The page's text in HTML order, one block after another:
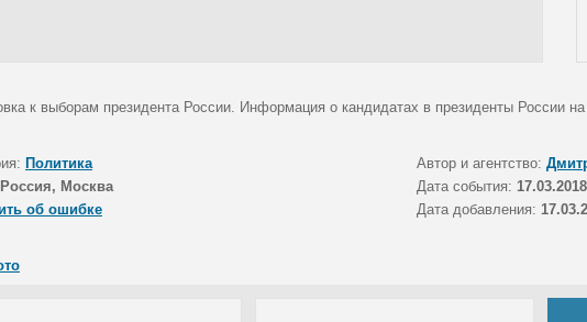
к выборам президента России. Информация о кандидатах в президенты России
Политика Автор и агентство:
Россия, Москва Дата события: 17.03.2018
об ошибке
Дата добавления: